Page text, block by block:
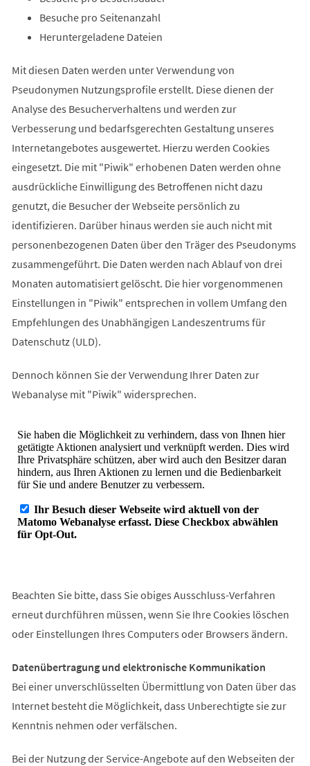
Besuche pro Seitenanzahl
Heruntergeladene Dateien
Mit diesen Daten werden unter Verwendung von
Pseudonymen Nutzungsprofile erstellt. Diese dienen der
Analyse des Besucherverhaltens und werden zur
Verbesserung und bedarfsgerechten Gestaltung unseres
Internetangebotes ausgewertet. Hierzu werden Cookies
eingesetzt. Die mit "Piwik" erhobenen Daten werden ohne
ausdrückliche Einwilligung des Betroffenen nicht dazu
genutzt, die Besucher der Webseite persönlich zu
identifizieren. Darüber hinaus werden sie auch nicht mit
personenbezogenen Daten über den Träger des Pseudonyms
zusammengeführt. Die Daten werden nach Ablauf von drei
Monaten automatisiert gelöscht. Die hier vorgenommenen
Einstellungen in "Piwik" entsprechen in vollem Umfang den
Empfehlungen des Unabhängigen Landeszentrums für
Datenschutz (ULD).
Dennoch können Sie der Verwendung Ihrer Daten zur
Webanalyse mit "Piwik" widersprechen.
Beachten Sie bitte, dass Sie obiges Ausschluss-Verfahren
erneut durchführen müssen, wenn Sie Ihre Cookies löschen
oder Einstellungen Ihres Computers oder Browsers ändern.
Datenübertragung und elektronische Kommunikation
Bei einer unverschlüsselten Übermittlung von Daten über das
Internet besteht die Möglichkeit, dass Unberechtigte sie zur
Kenntnis nehmen oder verfälschen.
Bei der Nutzung der Service-Angebote auf den Webseiten der